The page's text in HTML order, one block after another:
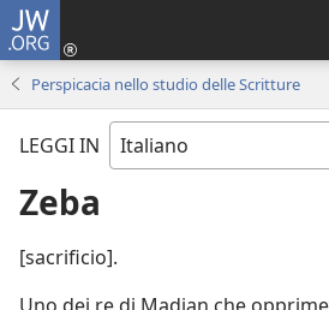
JW.ORG
Perspicacia nello studio delle Scritture
LEGGI IN
Zeba
[sacrificio].